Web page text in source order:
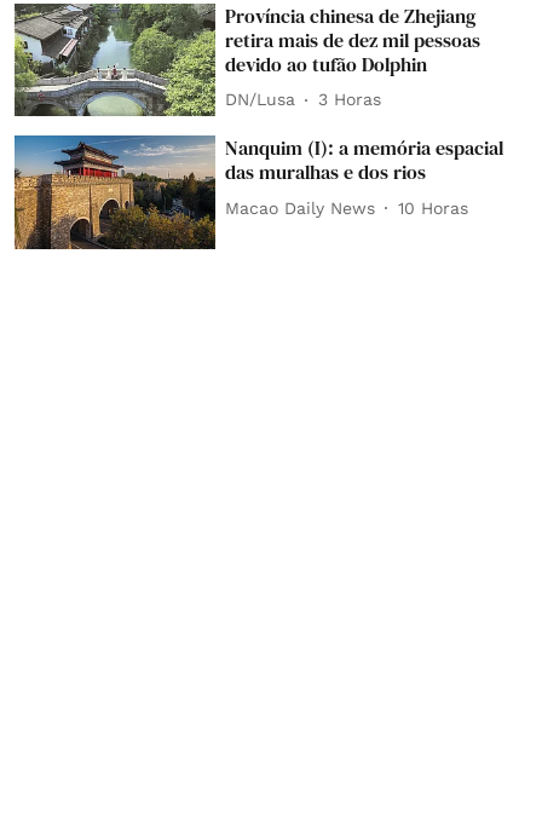
Província chinesa de Zhejiang
retira mais de dez mil pessoas
devido ao tufão Dolphin
DN/Lusa 3 Horas
Nanquim (I): a memória espacial
das muralhas e dos rios
Macao Daily News 10 Horas